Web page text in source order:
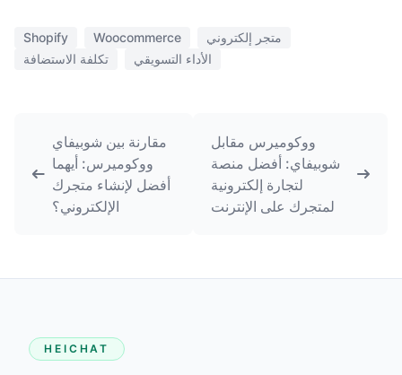
Shopify Woocommerce
متجر إلكتروني
تكلفة الاستضافة
الأداء التسويقي
مقارنة بين شوبيفاي
ووكوميرس: أيهما
أفضل لإنشاء متجرك
الإلكتروني؟
ووكوميرس مقابل
شوبيفاي: أفضل منصة
لتجارة إلكترونية
لمتجرك على الإنترنت
HEICHAT